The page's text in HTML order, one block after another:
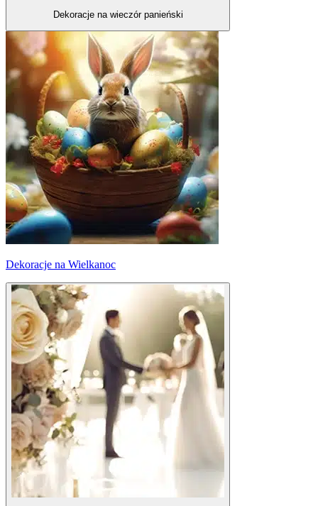
Dekoracje na wieczór panieński
Dekoracje na Wielkanoc